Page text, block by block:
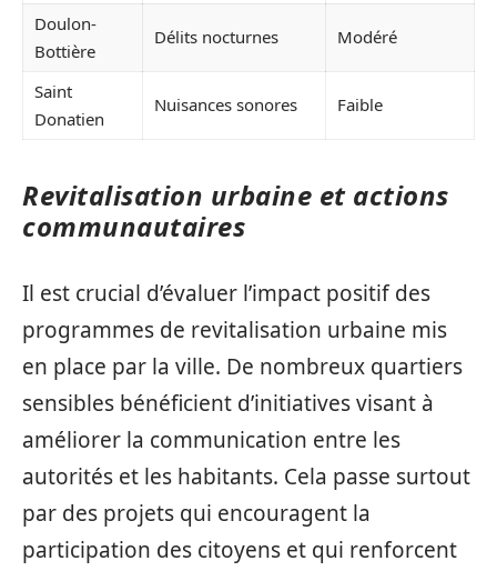
Doulon-
Bottière
Délits nocturnes Modéré
Saint
Donatien
Nuisances sonores Faible
Revitalisation urbaine et actions
communautaires
Il est crucial d’évaluer l’impact positif des
programmes de revitalisation urbaine mis
en place par la ville. De nombreux quartiers
sensibles bénéficient d’initiatives visant à
améliorer la communication entre les
autorités et les habitants. Cela passe surtout
par des projets qui encouragent la
participation des citoyens et qui renforcent